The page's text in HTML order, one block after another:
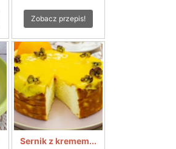
Zobacz przepis!
Sernik z kremem...